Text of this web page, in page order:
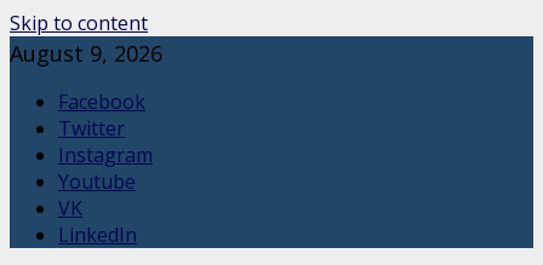
Skip to content
August 9, 2026
Facebook
Twitter
Instagram
Youtube
VK
LinkedIn